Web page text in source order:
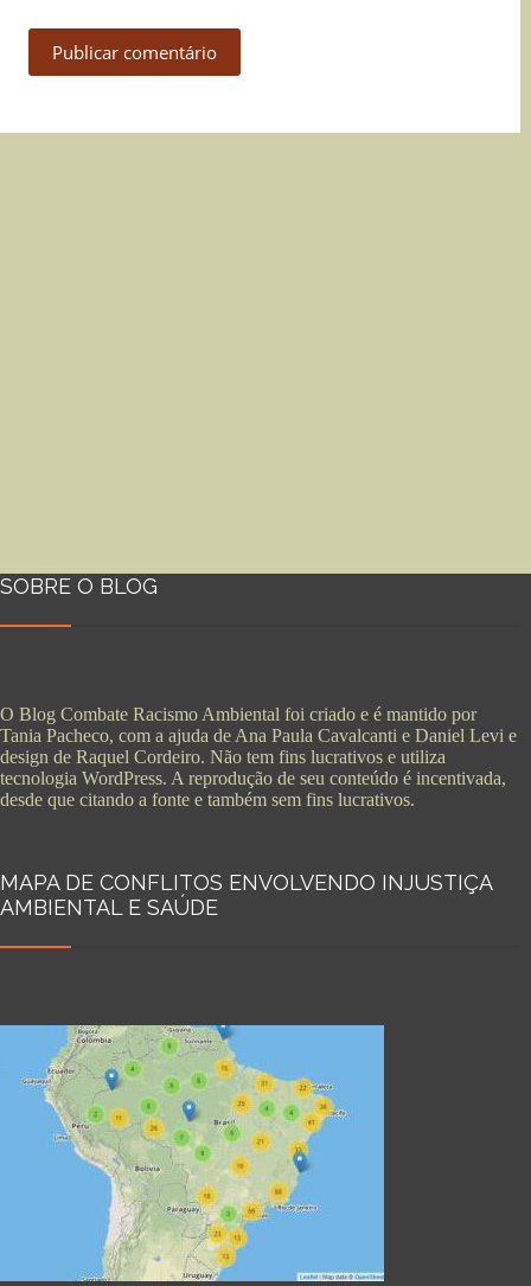
Publicar comentário
SOBRE O BLOG
O Blog Combate Racismo Ambiental foi criado e é mantido por
Tania Pacheco, com a ajuda de Ana Paula Cavalcanti e Daniel Levi e
design de Raquel Cordeiro. Não tem fins lucrativos e utiliza
tecnologia WordPress. A reprodução de seu conteúdo é incentivada,
desde que citando a fonte e também sem fins lucrativos.
MAPA DE CONFLITOS ENVOLVENDO INJUSTIÇA
AMBIENTAL E SAÚDE